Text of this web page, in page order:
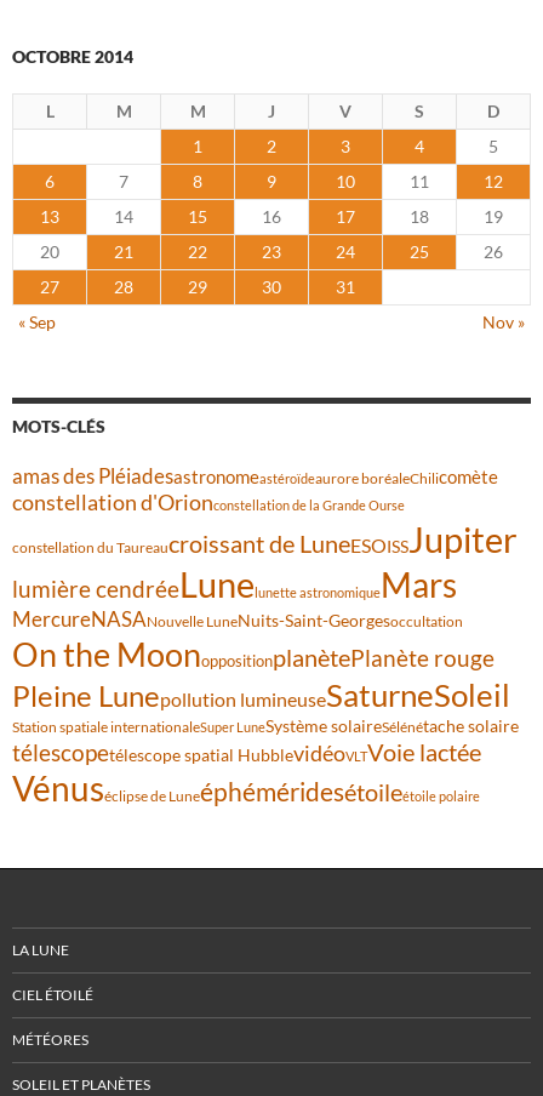
OCTOBRE 2014
L M M J V S
D
1
2 3 4
5
6
7 8 9 10 11
12
13
14 15 16 17 18
19
20
21 22 23 24 25
26
27
28 29 30
31
« Sep
Nov »
MOTS-CLÉS
amas des Pléiadesastronomeastéroïdeaurore boréaleChilicomète
constellation d'Orionconstellation de la Grande Ourse
constellation du Taureaucroissant de LuneESOISSJupiter
lumière cendréeLune lunette astronomiqueMars
MercureNASANouvelle LuneNuits-Saint-Georgesoccultation
On the MoonoppositionplanètePlanète rouge
Pleine Lunepollution lumineuseSaturneSoleil
Station spatiale internationaleSuper LuneSystème solaireSélénétache solaire
télescopetélescope spatial HubblevidéoVLTVoie lactée
Vénuséclipse de Luneéphéméridesétoileétoile polaire
LA LUNE
CIEL ÉTOILÉ
MÉTÉORES
SOLEIL ET PLANÈTES